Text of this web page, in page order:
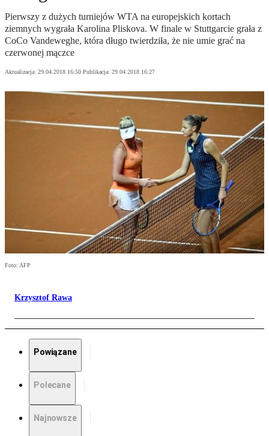
Pierwszy z dużych turniejów WTA na europejskich kortach
ziemnych wygrała Karolina Pliskova. W finale w Stuttgarcie grała z
CoCo Vandeweghe, która długo twierdziła, że nie umie grać na
czerwonej mączce
Aktualizacja: 29.04.2018 16:50 Publikacja: 29.04.2018 16:27
Foto: AFP
Krzysztof Rawa
Powiązane
Polecane
Najnowsze